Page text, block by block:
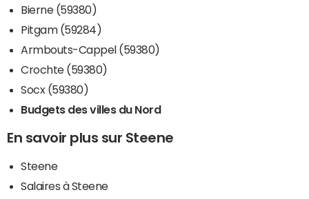
Bierne (59380)
Pitgam (59284)
Armbouts-Cappel (59380)
Crochte (59380)
Socx (59380)
Budgets des villes du Nord
En savoir plus sur Steene
Steene
Salaires à Steene